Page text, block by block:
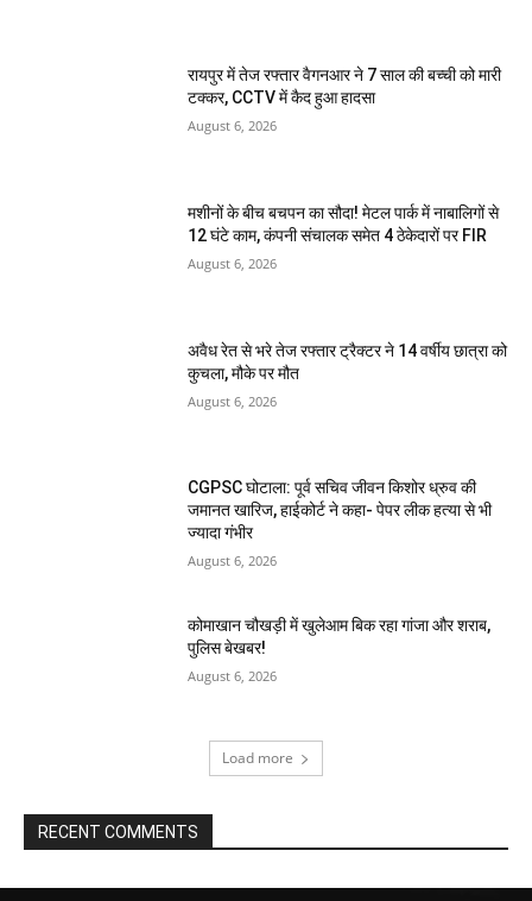
रायपुर में तेज रफ्तार वैगनआर ने 7 साल की बच्ची को मारी
टक्कर, CCTV में कैद हुआ हादसा
August 6, 2026
मशीनों के बीच बचपन का सौदा! मेटल पार्क में नाबालिगों से
12 घंटे काम, कंपनी संचालक समेत 4 ठेकेदारों पर FIR
August 6, 2026
अवैध रेत से भरे तेज रफ्तार ट्रैक्टर ने 14 वर्षीय छात्रा को
कुचला, मौके पर मौत
August 6, 2026
CGPSC घोटाला: पूर्व सचिव जीवन किशोर ध्रुव की
जमानत खारिज, हाईकोर्ट ने कहा- पेपर लीक हत्या से भी
ज्यादा गंभीर
August 6, 2026
कोमाखान चौखड़ी में खुलेआम बिक रहा गांजा और शराब,
पुलिस बेखबर!
August 6, 2026
Load more
RECENT COMMENTS